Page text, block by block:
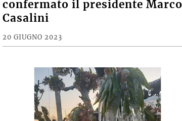
confermato il presidente Marco
Casalini
20 GIUGNO 2023